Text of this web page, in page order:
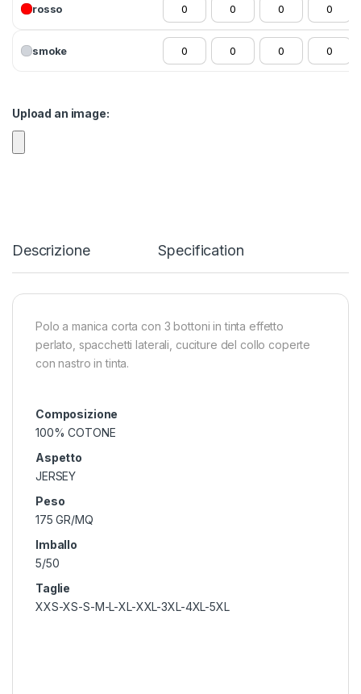
rosso
smoke
Upload an image:
Descrizione Specification
Polo a manica corta con 3 bottoni in tinta effetto
perlato, spacchetti laterali, cuciture del collo coperte
con nastro in tinta.
Composizione
100% COTONE
Aspetto
JERSEY
Peso
175 GR/MQ
Imballo
5/50
Taglie
XXS-XS-S-M-L-XL-XXL-3XL-4XL-5XL